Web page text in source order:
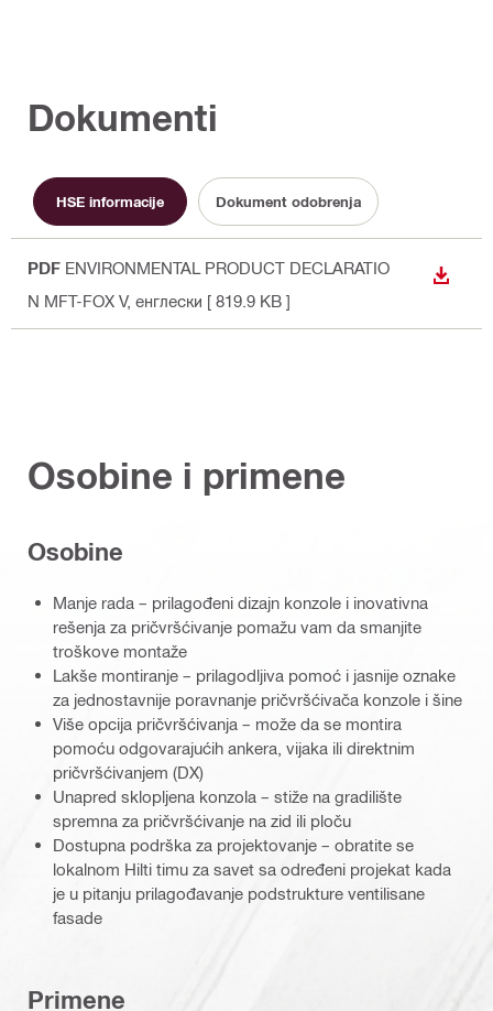
Dokumenti
HSE informacije Dokument odobrenja
PDF ENVIRONMENTAL PRODUCT DECLARATIO
N MFT-FOX V, енглески [ 819.9 KB ]
Osobine i primene
Osobine
Manje rada – prilagođeni dizajn konzole i inovativna
rešenja za pričvršćivanje pomažu vam da smanjite
troškove montaže
Lakše montiranje – prilagodljiva pomoć i jasnije oznake
za jednostavnije poravnanje pričvršćivača konzole i šine
Više opcija pričvršćivanja – može da se montira
pomoću odgovarajućih ankera, vijaka ili direktnim
pričvršćivanjem (DX)
Unapred sklopljena konzola – stiže na gradilište
spremna za pričvršćivanje na zid ili ploču
Dostupna podrška za projektovanje – obratite se
lokalnom Hilti timu za savet sa određeni projekat kada
je u pitanju prilagođavanje podstrukture ventilisane
fasade
Primene